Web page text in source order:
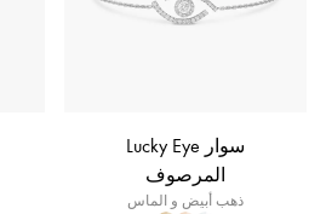
سوار Lucky Eye
المرصوف
ذهب أبيض و الماس